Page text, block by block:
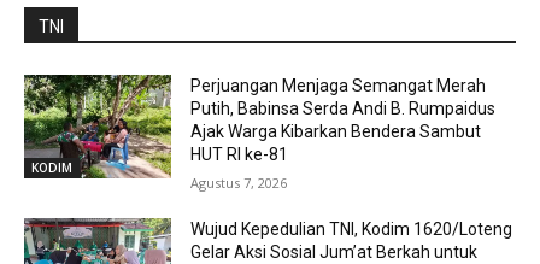
TNI
KODIM
Perjuangan Menjaga Semangat Merah
Putih, Babinsa Serda Andi B. Rumpaidus
Ajak Warga Kibarkan Bendera Sambut
HUT RI ke-81
Agustus 7, 2026
Wujud Kepedulian TNI, Kodim 1620/Loteng
Gelar Aksi Sosial Jum’at Berkah untuk